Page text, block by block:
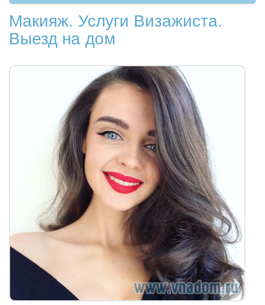
Макияж. Услуги Визажиста.
Выезд на дом